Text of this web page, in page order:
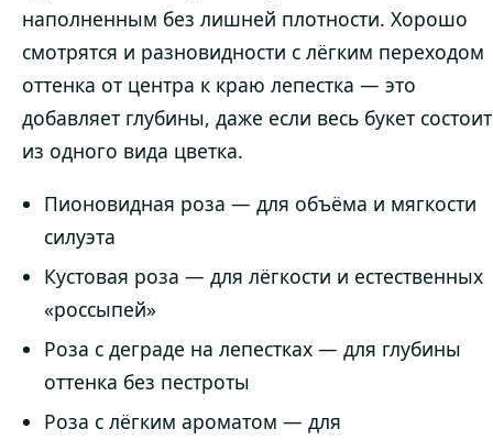
наполненным без лишней плотности. Хорошо
смотрятся и разновидности с лёгким переходом
оттенка от центра к краю лепестка — это
добавляет глубины, даже если весь букет состоит
из одного вида цветка.
Пионовидная роза — для объёма и мягкости
силуэта
Кустовая роза — для лёгкости и естественных
«россыпей»
Роза с деграде на лепестках — для глубины
оттенка без пестроты
Роза с лёгким ароматом — для